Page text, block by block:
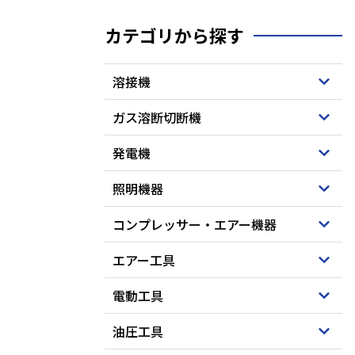
カテゴリから探す
溶接機
ガス溶断切断機
発電機
照明機器
コンプレッサー・エアー機器
エアー工具
電動工具
油圧工具